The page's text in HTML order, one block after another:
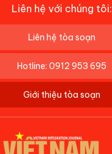
Liên hệ với chúng tôi:
Liên hệ tòa soạn
Hotline: 0912 953 695
Giới thiệu tòa soạn